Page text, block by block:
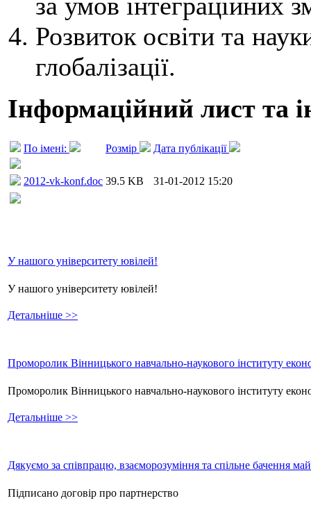
Розвиток освіти та
глобалізації.
Інформаційний лист та
По імені: Розмір Дата публікації
2012-vk-konf.doc 39.5 KB 31-01-2012 15:20
У нашого університету ювілей!
У нашого університету ювілей!
Детальніше >>
Проморолик Вінницького навчально-наукового інституту
Проморолик Вінницького навчально-наукового інституту
Детальніше >>
Дякуємо за співпрацю, взаєморозуміння та спільне бачення
Підписано договір про партнерство